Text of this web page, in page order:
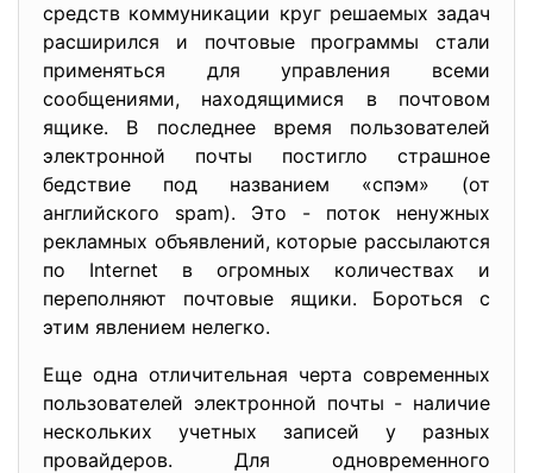
средств коммуникации круг решаемых задач
расширился и почтовые программы стали
применяться для управления всеми
сообщениями, находящимися в почтовом
ящике. В последнее время пользователей
электронной почты постигло страшное
бедствие под названием «спэм» (от
английского spam). Это - поток ненужных
рекламных объявлений, которые рассылаются
по Internet в огромных количествах и
переполняют почтовые ящики. Бороться с
этим явлением нелегко.
Еще одна отличительная черта современных
пользователей электронной почты - наличие
нескольких учетных записей у разных
провайдеров. Для одновременного